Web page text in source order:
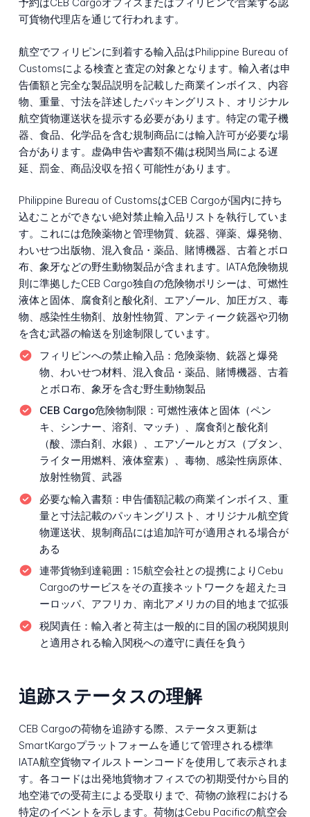
可貨物代理店を通じて行われます。
航空でフィリピンに到着する輸入品はPhilippine Bureau of
Customsによる検査と査定の対象となります。輸入者は申
告価額と完全な製品説明を記載した商業インボイス、内容
物、重量、寸法を詳述したパッキングリスト、オリジナル
航空貨物運送状を提示する必要があります。特定の電子機
器、食品、化学品を含む規制商品には輸入許可が必要な場
合があります。虚偽申告や書類不備は税関当局による遅
延、罰金、商品没収を招く可能性があります。
Philippine Bureau of CustomsはCEB Cargoが国内に持ち
込むことができない絶対禁止輸入品リストを執行していま
す。これには危険薬物と管理物質、銃器、弾薬、爆発物、
わいせつ出版物、混入食品・薬品、賭博機器、古着とボロ
布、象牙などの野生動物製品が含まれます。IATA危険物規
則に準拠したCEB Cargo独自の危険物ポリシーは、可燃性
液体と固体、腐食剤と酸化剤、エアゾール、加圧ガス、毒
物、感染性生物剤、放射性物質、アンティーク銃器や刃物
を含む武器の輸送を別途制限しています。
フィリピンへの禁止輸入品： 危険薬物、銃器と爆発
物、わいせつ材料、混入食品・薬品、賭博機器、古着
とボロ布、象牙を含む野生動物製品
CEB Cargo危険物制限： 可燃性液体と固体（ペン
キ、シンナー、溶剤、マッチ）、腐食剤と酸化剤
（酸、漂白剤、水銀）、エアゾールとガス（ブタン、
ライター用燃料、液体窒素）、毒物、感染性病原体、
放射性物質、武器
必要な輸入書類： 申告価額記載の商業インボイス、重
量と寸法記載のパッキングリスト、オリジナル航空貨
物運送状、規制商品には追加許可が適用される場合が
ある
連帯貨物到達範囲： 15航空会社との提携によりCebu
Cargoのサービスをその直接ネットワークを超えたヨ
ーロッパ、アフリカ、南北アメリカの目的地まで拡張
税関責任： 輸入者と荷主は一般的に目的国の税関規則
と適用される輸入関税への遵守に責任を負う
追跡ステータスの理解
CEB Cargoの荷物を追跡する際、ステータス更新は
SmartKargoプラットフォームを通じて管理される標準
IATA航空貨物マイルストーンコードを使用して表示されま
す。各コードは出発地貨物オフィスでの初期受付から目的
地空港での受荷主による受取りまで、荷物の旅程における
特定のイベントを示します。荷物はCebu Pacificの航空会